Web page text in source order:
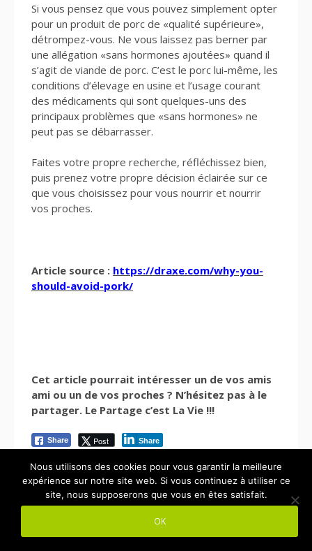
Si vous pensez que vous pouvez simplement opter
pour un produit de porc de «qualité supérieure»,
détrompez-vous. Ne vous laissez pas berner par
une allégation «sans hormones ajoutées» quand il
s’agit de viande de porc. C’est le porc lui-même, les
conditions d’élevage en usine et l’usage courant
des médicaments qui sont quelques-uns des
principaux problèmes que «sans hormones» ne
peut pas se débarrasser.
Faites votre propre recherche, réfléchissez bien,
puis prenez votre propre décision éclairée sur ce
que vous choisissez pour vous nourrir et nourrir
vos proches.
Article source : https://draxe.com/why-you-
should-avoid-pork/
Cet article pourrait intéresser un de vos amis
ami ou un de vos proches ? N’hésitez pas à le
partager. Le Partage c’est La Vie !!!
Share Post Share
Articles Connexes:
Nous utilisons des cookies pour vous garantir la meilleure
expérience sur notre site web. Si vous continuez à utiliser ce
site, nous supposerons que vous en êtes satisfait.
OK